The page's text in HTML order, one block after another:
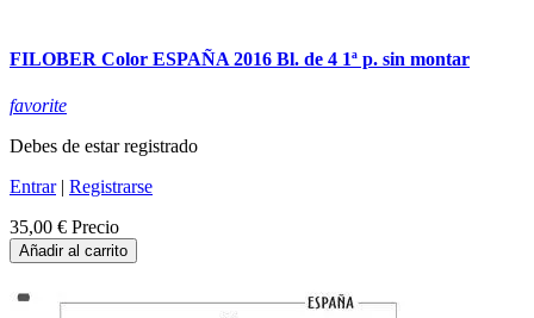
FILOBER Color ESPAÑA 2016 Bl. de 4 1ª p. sin montar
favorite
Debes de estar registrado
Entrar| Registrarse
35,00 € Precio
Añadir al carrito